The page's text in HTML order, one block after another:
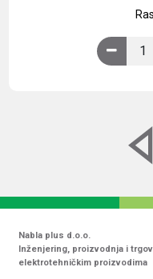
Nabla plus d.o.o.
Inženjering, proizvodnja i
elektrotehničkim proizvodima